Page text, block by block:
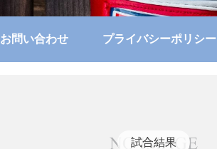
お問い合わせ プライバシーポリシー
試合結果